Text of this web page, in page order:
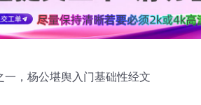
一，杨公堪舆入门基础性经文